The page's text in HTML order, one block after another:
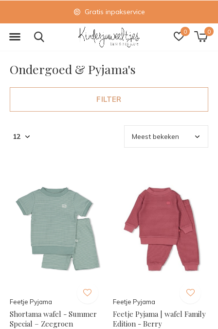
0 0
Gratis inpakservice
Ondergoed & Pyjama's
FILTER
Feetje Pyjama
Shortama wafel - Summer
Special – Zeegroen
Feetje Pyjama
Feetje Pyjama | wafel Family
Edition - Berry